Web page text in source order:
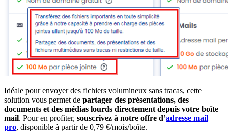
Idéale pour envoyer des fichiers volumineux sans tracas, cette
solution vous permet de partager des présentations, des
documents et des médias lourds directement depuis votre boîte
mail. Pour en profiter, souscrivez à notre offre d’adresse mail
pro, disponible à partir de 0,79 €/mois/boîte.